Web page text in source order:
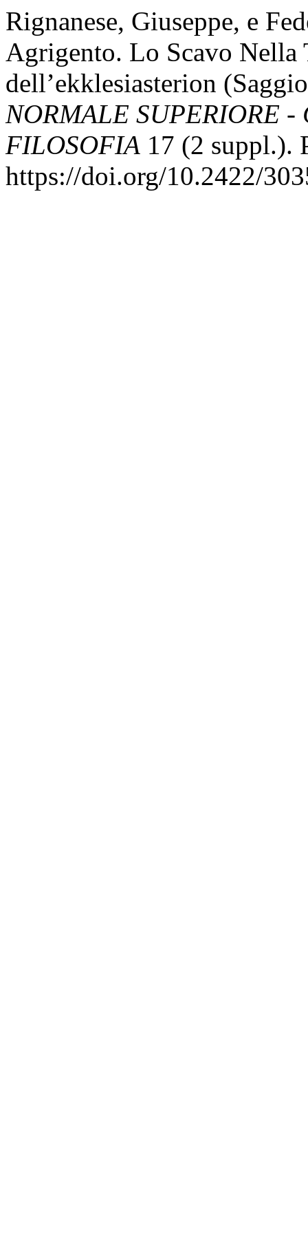
Rignanese, Giuseppe, e
Agrigento. Lo Scavo Nella
dell’ekklesiasterion
NORMALE SUPERIORE -
FILOSOFIA 17 (2 suppl.).
https://doi.org/10.2422/